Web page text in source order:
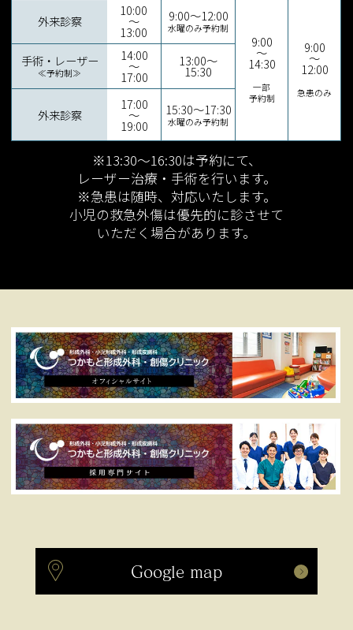
外来診察
10:00
～
13:00
9:00～12:00
水曜のみ予約制
9:00
～
14:30
一部
予約制
9:00
～
12:00
急患のみ
手術・レーザー
≪予約制≫
14:00
～
17:00
13:00～
15:30
外来診察
17:00
～
19:00
15:30～17:30
水曜のみ予約制
※13:30～16:30は予約にて、
レーザー治療・手術を行います。
※急患は随時、対応いたします。
小児の救急外傷は優先的に診させて
いただく場合があります。
Google map